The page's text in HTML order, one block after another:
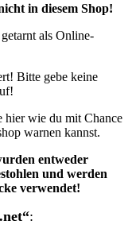
in diesem Shop!
als Online-
Bitte gebe keine
hier wie du mit Chance
warnen kannst.
entweder
und werden
verwendet!
: